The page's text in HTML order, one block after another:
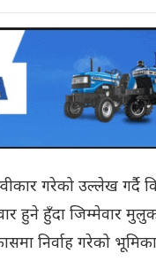
गरेको उल्लेख गर्दै
हुने हुँदा
निर्वाह गरेको